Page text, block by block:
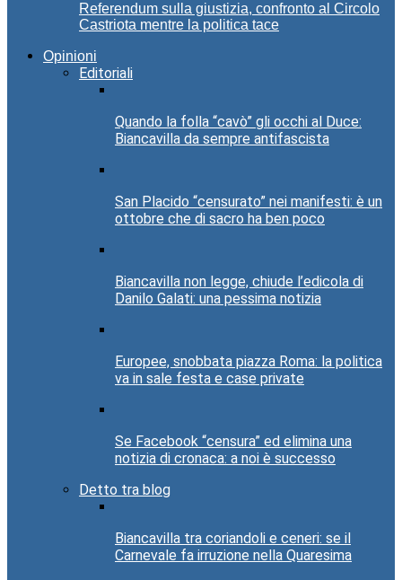
Referendum sulla giustizia, confronto al Circolo
Castriota mentre la politica tace
Opinioni
Editoriali
Quando la folla “cavò” gli occhi al Duce:
Biancavilla da sempre antifascista
San Placido “censurato” nei manifesti: è un
ottobre che di sacro ha ben poco
Biancavilla non legge, chiude l’edicola di
Danilo Galati: una pessima notizia
Europee, snobbata piazza Roma: la politica
va in sale festa e case private
Se Facebook “censura” ed elimina una
notizia di cronaca: a noi è successo
Detto tra blog
Biancavilla tra coriandoli e ceneri: se il
Carnevale fa irruzione nella Quaresima